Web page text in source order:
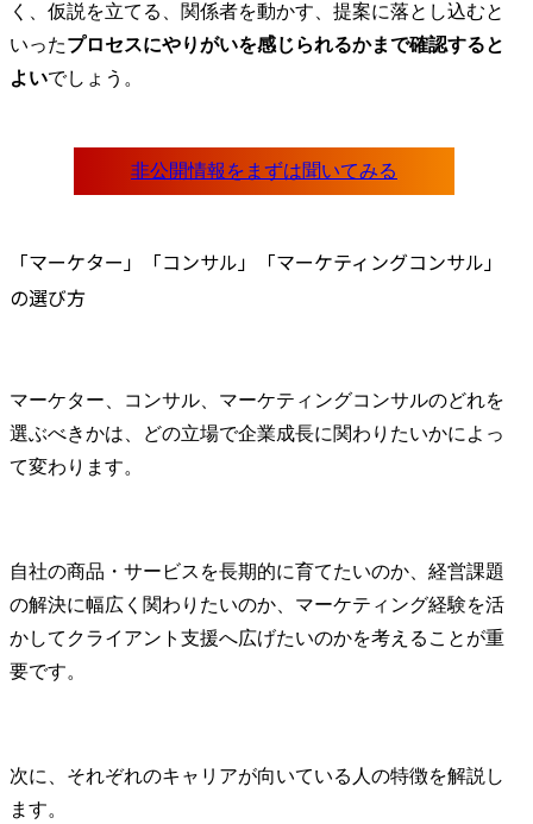
く、仮説を立てる、関係者を動かす、提案に落とし込むと
いったプロセスにやりがいを感じられるかまで確認すると
よいでしょう。
「マーケター」「コンサル」「マーケティングコンサル」
の選び方
マーケター、コンサル、マーケティングコンサルのどれを
選ぶべきかは、どの立場で企業成長に関わりたいかによっ
て変わります。
自社の商品・サービスを長期的に育てたいのか、経営課題
の解決に幅広く関わりたいのか、マーケティング経験を活
かしてクライアント支援へ広げたいのかを考えることが重
要です。
次に、それぞれのキャリアが向いている人の特徴を解説し
ます。